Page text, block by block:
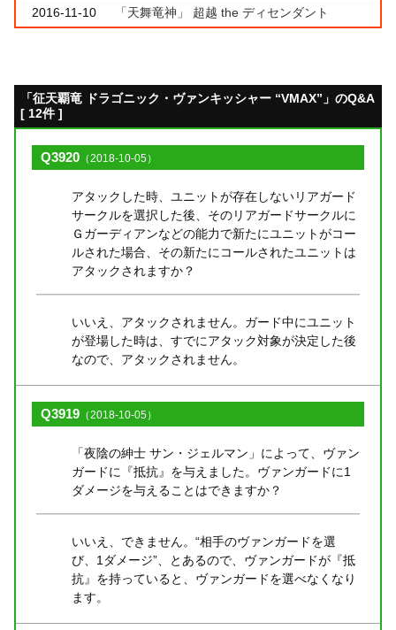
2016-11-10
「天舞竜神」 超越 the ディセンダント
「征天覇竜 ドラゴニック・ヴァンキッシャー “VMAX”」のQ&A
[ 12件 ]
Q3920 （2018-10-05）
アタックした時、ユニットが存在しないリアガード
サークルを選択した後、そのリアガードサークルに
Ｇガーディアンなどの能力で新たにユニットがコー
ルされた場合、その新たにコールされたユニットは
アタックされますか？
いいえ、アタックされません。ガード中にユニット
が登場した時は、すでにアタック対象が決定した後
なので、アタックされません。
Q3919 （2018-10-05）
「夜陰の紳士 サン・ジェルマン」によって、ヴァン
ガードに『抵抗』を与えました。ヴァンガードに1
ダメージを与えることはできますか？
いいえ、できません。“相手のヴァンガードを選
び、1ダメージ”、とあるので、ヴァンガードが『抵
抗』を持っていると、ヴァンガードを選べなくなり
ます。